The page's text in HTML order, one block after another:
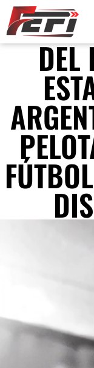
DEL